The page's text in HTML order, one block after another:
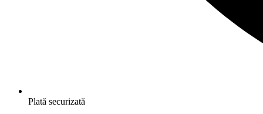
Plată securizată